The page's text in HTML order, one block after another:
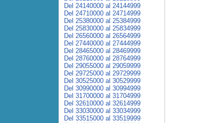
Del 24140000 al 24144999
Del 24710000 al 24714999
Del 25380000 al 25384999
Del 25830000 al 25834999
Del 26560000 al 26564999
Del 27440000 al 27444999
Del 28465000 al 28469999
Del 28760000 al 28764999
Del 29055000 al 29059999
Del 29725000 al 29729999
Del 30525000 al 30529999
Del 30990000 al 30994999
Del 31700000 al 31704999
Del 32610000 al 32614999
Del 33030000 al 33034999
Del 33515000 al 33519999